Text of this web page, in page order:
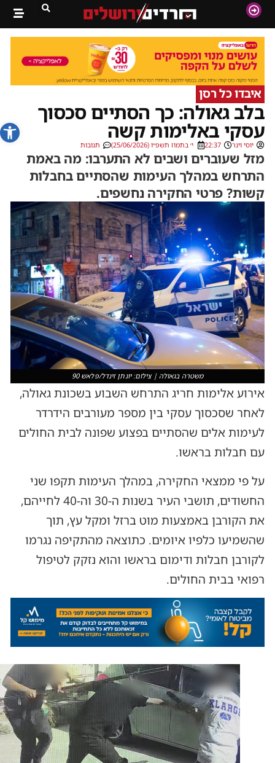
פתח
איבדו כל רסן
בלב גאולה: כך הסתיים סכסוך
עסקי באלימות קשה
יוסי וינר 22:37 י׳ בתמוז תשפ״ו (25/06/2026) תגובות
מזל שעוברים ושבים לא התערבו: מה באמת
התרחש במהלך העימות שהסתיים בחבלות
קשות? פרטי החקירה נחשפים.
משטרה בגאולה | צילום: יונתן זינדל/פלאש 90
אירוע אלימות חריג התרחש השבוע בשכונת גאולה,
לאחר שסכסוך עסקי בין מספר מעורבים הידרדר
לעימות אלים שהסתיים בפצוע שפונה לבית החולים
עם חבלות בראשו.
על פי ממצאי החקירה, במהלך העימות תקפו שני
החשודים, תושבי העיר בשנות ה-30 וה-40 לחייהם,
את הקורבן באמצעות מוט ברזל ומקל עץ, תוך
שהשמיעו כלפיו איומים. כתוצאה מהתקיפה נגרמו
לקורבן חבלות ודימום בראשו והוא נזקק לטיפול
רפואי בבית החולים.